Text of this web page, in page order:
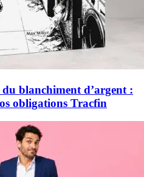
du blanchiment d’argent :
obligations Tracfin